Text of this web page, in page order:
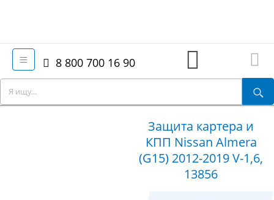
8 800 700 16 90
Защита картера и
КПП Nissan Almera
(G15) 2012-2019 V-1,6,
13856